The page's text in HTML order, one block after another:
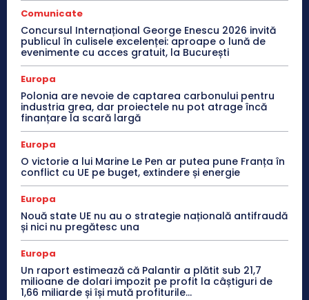
Comunicate
Concursul Internațional George Enescu 2026 invită
publicul în culisele excelenței: aproape o lună de
evenimente cu acces gratuit, la București
Europa
Polonia are nevoie de captarea carbonului pentru
industria grea, dar proiectele nu pot atrage încă
finanțare la scară largă
Europa
O victorie a lui Marine Le Pen ar putea pune Franța în
conflict cu UE pe buget, extindere și energie
Europa
Nouă state UE nu au o strategie națională antifraudă
și nici nu pregătesc una
Europa
Un raport estimează că Palantir a plătit sub 21,7
milioane de dolari impozit pe profit la câștiguri de
1,66 miliarde și își mută profiturile...